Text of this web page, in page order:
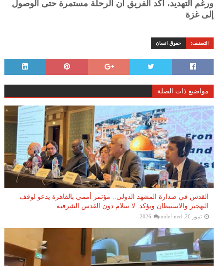
ورغم التهديد، أكد الفريق أن الرحلة مستمرة حتى الوصول
إلى غزة
التصنيف: حقوق انسان
مواضيع ذات الصلة
القدس في صدارة المشهد الدولي.. مؤتمر أممي بالقاهرة يدعو لوقف
التهجير والاستيطان ويؤكد: لا سلام دون القدس الشرقية
تموز 20, 2026 undefined